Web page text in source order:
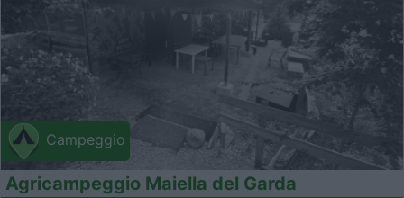
Campeggio
Agricampeggio Maiella del Garda